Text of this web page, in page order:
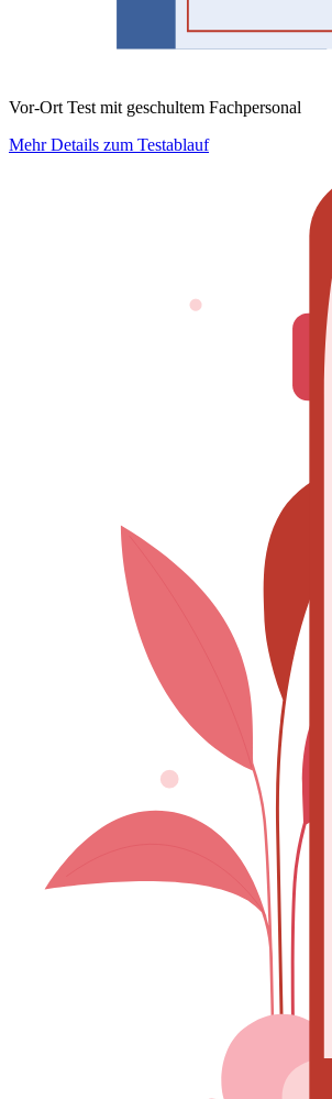
Vor-Ort Test mit geschultem Fachpersonal
Mehr Details zum Testablauf